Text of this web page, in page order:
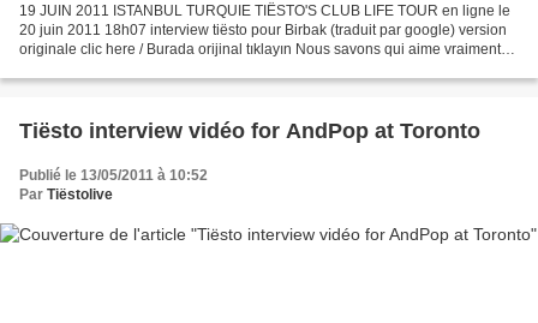
19 JUIN 2011 ISTANBUL TURQUIE TIËSTO'S CLUB LIFE TOUR en ligne le
20 juin 2011 18h07 interview tiësto pour Birbak (traduit par google) version
originale clic here / Burada orijinal tıklayın Nous savons qui aime vraiment
Tiësto interview vidéo for AndPop at Toronto
Publié le 13/05/2011 à 10:52
Par Tiëstolive